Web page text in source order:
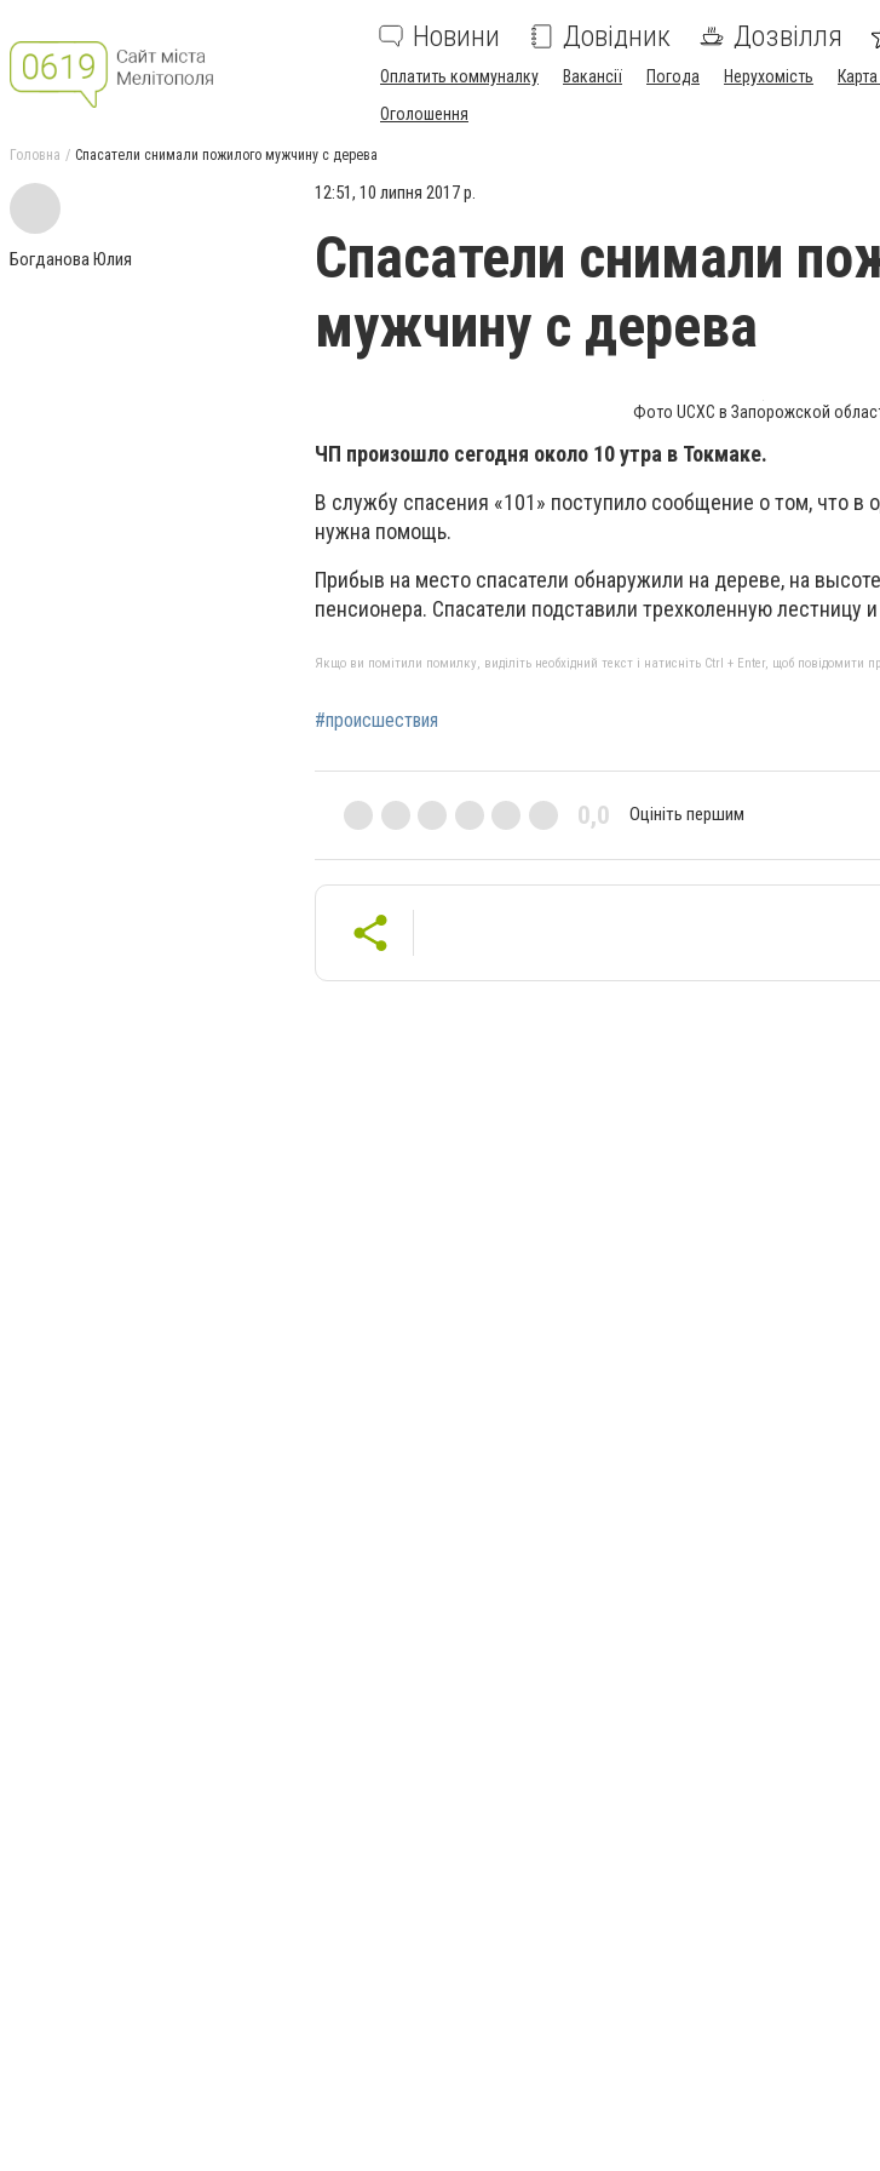
Новини Довідник Дозвілля
Оплатить коммуналку Вакансії Погода Нерухомість
Оголошення
Головна Спасатели снимали пожилого мужчину с дерева
Богданова Юлия
12:51, 10 липня 2017 р.
Спасатели снимали
мужчину с дерева
Фото UCXC в Запорожской
ЧП произошло сегодня около 10 утра в Токмаке.
В службу спасения «101» поступило сообщение о том, что в
нужна помощь.
Прибыв на место спасатели обнаружили на дереве, на
пенсионера. Спасатели подставили трехколенную лестницу
Якщо ви помітили помилку, виділіть необхідний текст і натисніть Ctrl + Enter, щоб повідомити
#происшествия
0,0 Оцініть першим